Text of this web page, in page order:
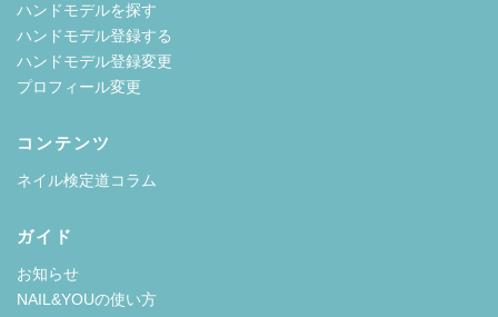
ハンドモデルを探す
ハンドモデル登録する
ハンドモデル登録変更
プロフィール変更
コンテンツ
ネイル検定道コラム
ガイド
お知らせ
NAIL&YOUの使い方